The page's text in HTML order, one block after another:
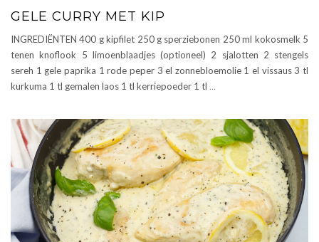
GELE CURRY MET KIP
INGREDIËNTEN 400 g kipfilet 250 g sperziebonen 250 ml kokosmelk 5
tenen knoflook 5 limoenblaadjes (optioneel) 2 sjalotten 2 stengels
sereh 1 gele paprika 1 rode peper 3 el zonnebloemolie 1 el vissaus 3 tl
kurkuma 1 tl gemalen laos 1 tl kerriepoeder 1 tl …